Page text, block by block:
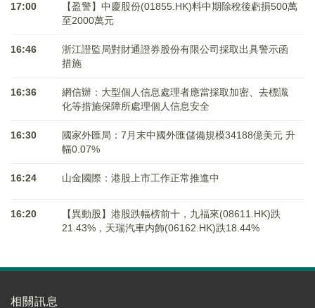
17:00
【盈警】中慶股份(01855.HK)料中期除稅後虧損500萬
至2000萬元
16:46
浙江證監局對財通證券股份有限公司採取出具警示函
措施
16:36
網信辦：大型個人信息處理者應當採取加密、去標識
化等措施保障所處理個人信息安全
16:30
國家外匯局：7月末中國外匯儲備規模34188億美元 升
幅0.07%
16:24 山金國際：港股上市工作正常推進中
16:20
【異動股】港股跌幅榜前十，九福來(08611.HK)跌
21.43%，天瑞汽車内飾(06162.HK)跌18.44%
相關訊息